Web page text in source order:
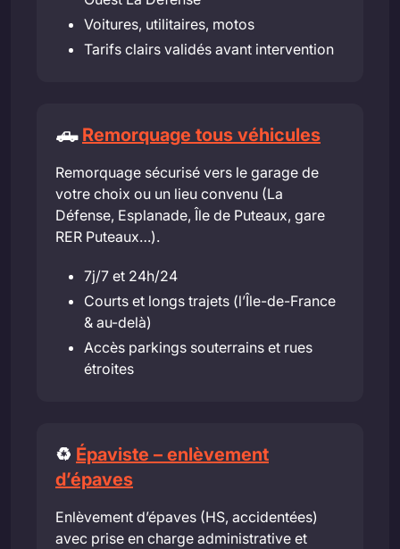
Voitures, utilitaires, motos
Tarifs clairs validés avant intervention
🛻 Remorquage tous véhicules
Remorquage sécurisé vers le garage de
votre choix ou un lieu convenu (La
Défense, Esplanade, Île de Puteaux, gare
RER Puteaux…).
7j/7 et 24h/24
Courts et longs trajets (l’Île-de-France
& au-delà)
Accès parkings souterrains et rues
étroites
♻️ Épaviste – enlèvement
d’épaves
Enlèvement d’épaves (HS, accidentées)
avec prise en charge administrative et